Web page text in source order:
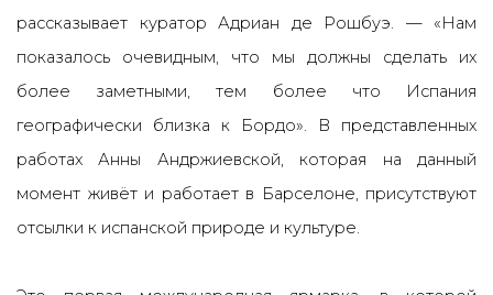
рассказывает куратор Адриан де Рошбуэ. — «Нам
показалось очевидным, что мы должны сделать их
более заметными, тем более что Испания
географически близка к Бордо». В представленных
работах Анны Андржиевской, которая на данный
момент живёт и работает в Барселоне, присутствуют
отсылки к испанской природе и культуре.